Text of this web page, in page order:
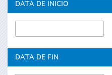
DATA DE INICIO
de
DATA DE FIN